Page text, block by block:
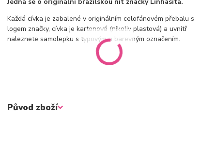
Každá cívka je zabalené v originálním celofánovém přebalu s
logem značky, cívka je kartonová (nikoliv plastová) a uvnitř
naleznete samolepku s typovým a barevným označením.
Původ zboží